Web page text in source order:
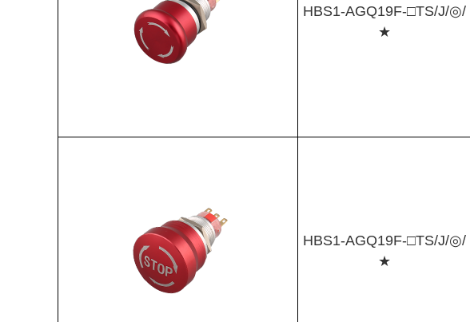
HBS1-AGQ19F-□TS/J/◎/
★
HBS1-AGQ19F-□TS/J/◎/
★